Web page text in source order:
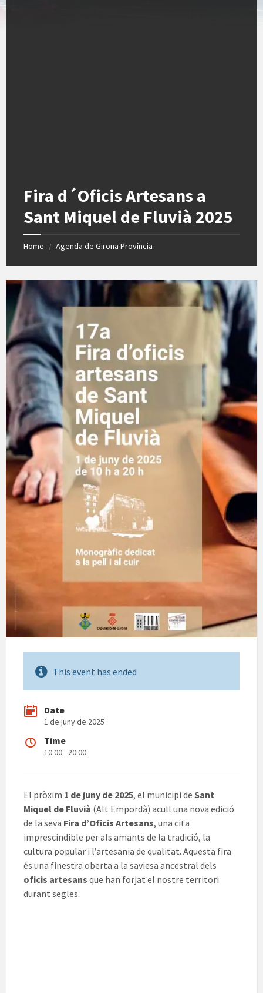
Fira d´Oficis Artesans a
Sant Miquel de Fluvià 2025
Home / Agenda de Girona Província
This event has ended
Date
1 de juny de 2025
Time
10:00 - 20:00
El pròxim 1 de juny de 2025, el municipi de Sant
Miquel de Fluvià (Alt Empordà) acull una nova edició
de la seva Fira d’Oficis Artesans, una cita
imprescindible per als amants de la tradició, la
cultura popular i l’artesania de qualitat. Aquesta fira
és una finestra oberta a la saviesa ancestral dels
oficis artesans que han forjat el nostre territori
durant segles.